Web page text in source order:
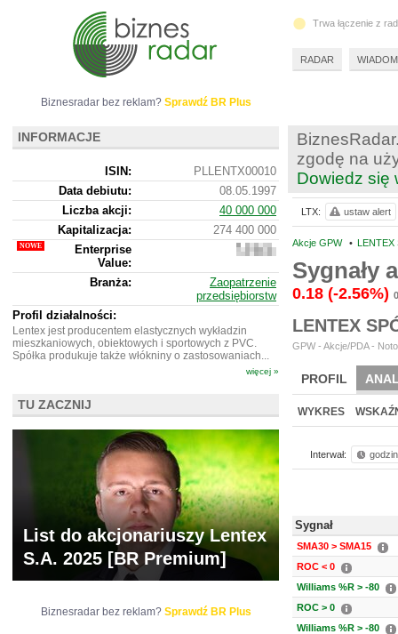
zgodę na
Dowiedz się
Akcje GPW • LENTEX
Sygnały
0.18 (-2.56%)
LENTEX
GPW - Akcje/PDA -
PROFIL
BR LAB
WYKRES
Interwał:
Sygnał
SMA30 > SMA15
ROC < 0
Williams %R > -80
ROC > 0
Williams %R > -80
LTX: ustaw alert
Biznesradar bez reklam? Sprawdź BR Plus
INFORMACJE
ISIN:
PLLENTX00010
Data debiutu:
08.05.1997
Liczba akcji:
40 000 000
Kapitalizacja:
274 400 000
Enterprise
Value:
252
000
Branża:
Zaopatrzenie
przedsiębiorstw
Profil działalności:
Lentex jest producentem elastycznych wykładzin
mieszkaniowych, obiektowych i sportowych z PVC.
Spółka produkuje także włókniny o zastosowaniach...
więcej »
TU ZACZNIJ
List do akcjonariuszy Lentex
S.A. 2025 [BR Premium]
Biznesradar bez reklam? Sprawdź BR Plus
Trwa łączenie z
RADAR